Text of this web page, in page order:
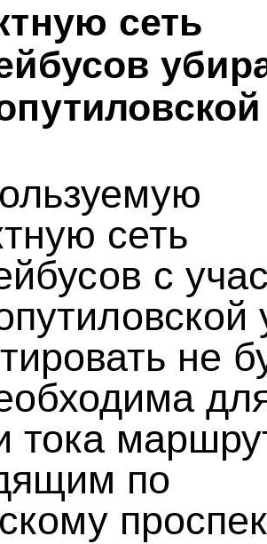
сеть
сеть
с
не
тока
по